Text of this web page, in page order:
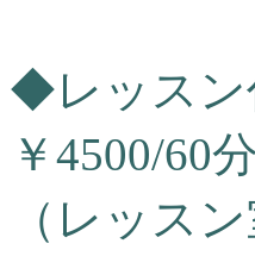
◆レッスン
￥4500/60
（レッス